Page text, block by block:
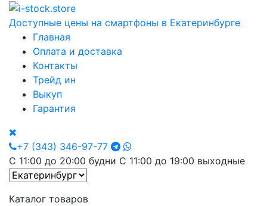
Доступные цены на смартфоны в Екатеринбурге
Главная
Оплата и доставка
Контакты
Трейд ин
Выкуп
Гарантия
+7 (343) 346-97-77
С 11:00 до 20:00 будни С 11:00 до 19:00 выходные
Каталог товаров